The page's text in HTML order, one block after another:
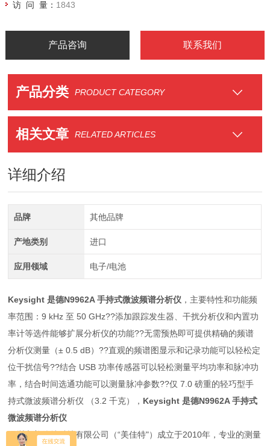
访 问 量： 1843
产品咨询 联系我们
产品分类 PRODUCT CATEGORY
相关文章 RELATED ARTICLES
详细介绍
品牌 其他品牌
产地类别 进口
应用领域 电子/电池
Keysight 是德N9962A 手持式微波频谱分析仪 ，主要特性和功能频
率范围：9 kHz 至 50 GHz??添加跟踪发生器、干扰分析仪和内置功
率计等选件能够扩展分析仪的功能??无需预热即可提供精确的频谱
分析仪测量（± 0.5 dB）??直观的频谱图显示和记录功能可以轻松定
位干扰信号??结合 USB 功率传感器可以轻松测量平均功率和脉冲功
率，结合时间选通功能可以测量脉冲参数??仅 7.0 磅重的轻巧型手
持式微波频谱分析仪 （3.2 千克）， Keysight 是德N9962A 手持式
微波频谱分析仪
深圳市美佳特科技有限公司（“美佳特"）成立于2010年，专业的测量